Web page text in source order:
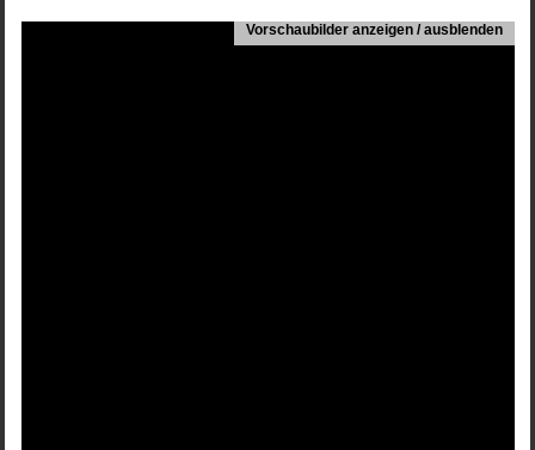
Vorschaubilder anzeigen / ausblenden